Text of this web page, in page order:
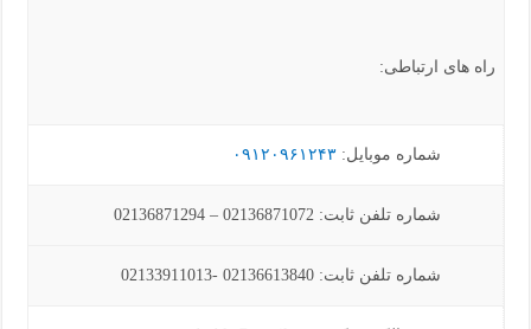
راه های ارتباطی:
شماره موبایل: ۰۹۱۲۰۹۶۱۲۴۳
شماره تلفن ثابت: 02136871072 – 02136871294
شماره تلفن ثابت: 02136613840 -02133911013